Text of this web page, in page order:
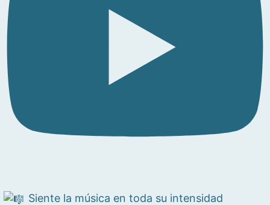
Siente la música en toda su intensidad